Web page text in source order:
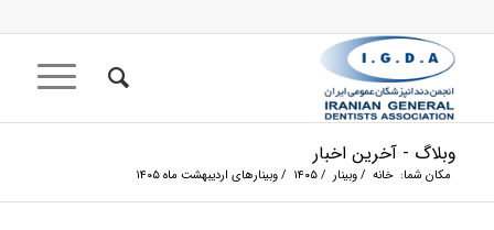
وبلاگ - آخرین اخبار
مکان شما: خانه / وبینار / ۱۴۰۵ / وبینارهای اردیبهشت ماه ۱۴۰۵